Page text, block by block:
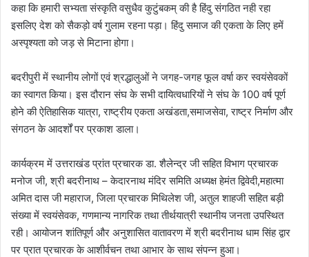
कहा कि हमारी सभ्यता संस्कृति वसुधैव कुटुंबकम् की है हिंदु संगठित नही रहा
इसलिए देश को सैकड़ो वर्ष गुलाम रहना पड़ा। हिंदु समाज की एकता के लिए हमें
अस्पृश्यता को जड़ से मिटाना होगा।
बदरीपुरी में स्थानीय लोगों एवं श्रद्धालुओं ने जगह-जगह फूल वर्षा कर स्वयंसेवकों
का स्वागत किया। इस दौरान संघ के सभी दायित्वधारियों ने संघ के 100 वर्ष पूर्ण
होने की ऐतिहासिक यात्रा, राष्ट्रीय एकता अखंडता,समाजसेवा, राष्ट्र निर्माण और
संगठन के आदर्शों पर प्रकाश डाला।
कार्यक्रम में उत्तराखंड प्रांत प्रचारक डा. शैलेन्द्र जी सहित विभाग प्रचारक
मनोज जी, श्री बदरीनाथ – केदारनाथ मंदिर समिति अध्यक्ष हेमंत द्विवेदी,महात्मा
अमित दास जी महाराज, जिला प्रचारक मिथिलेश जी, अतुल शाहजी सहित बड़ी
संख्या में स्वयंसेवक, गणमान्य नागरिक तथा तीर्थयात्री स्थानीय जनता उपस्थित
रही। आयोजन शांतिपूर्ण और अनुशासित वातावरण में श्री बदरीनाथ धाम सिंह द्वार
पर प्रात प्रचारक के आशीर्वचन तथा आभार के साथ संपन्न हुआ।